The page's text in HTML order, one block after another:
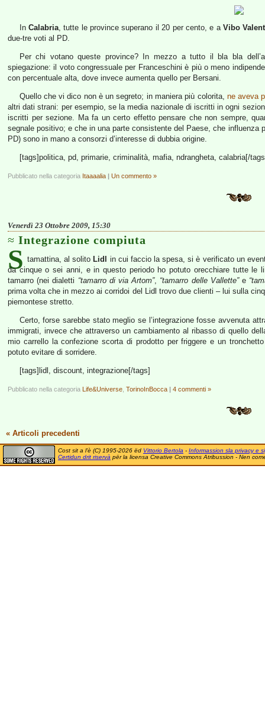
In Calabria, tutte le province superano il 20 per cento, e aVibo
due-tre voti al PD.
Per chi votano queste province? In mezzo a tutto il bla bla
spiegazione: il voto congressuale per Franceschini è più o meno
con percentuale alta, dove invece aumenta quello per Bersani.
Quello che vi dico non è un segreto; in maniera più colorita, ne aveva
altri dati strani: per esempio, se la media nazionale di iscritti in ogni
iscritti per sezione. Ma fa un certo effetto pensare che non sempre,
segnale positivo; e che in una parte consistente del Paese, che
PD) sono in mano a consorzi d’interesse di dubbia origine.
[tags]politica, pd, primarie, criminalità, mafia, ndrangheta, calabria[/
Pubblicato nella categoria Itaaaalia | Un commento »
Venerdì 23 Ottobre 2009, 15:30
Integrazione compiuta
S tamattina, al solito Lidl
in cui faccio la spesa, si è verificato un
da cinque o sei anni, e in questo periodo ho potuto orecchiare tutte le
tamarro (nei dialetti “tamarro di via Artom”, “tamarro delle Vallette”e
prima volta che in mezzo ai corridoi del Lidl trovo due clienti – lui sulla
piemontese stretto.
Certo, forse sarebbe stato meglio se l’integrazione fosse avvenuta
immigrati, invece che attraverso un cambiamento al ribasso di quello
mio carrello la confezione scorta di prodotto per friggere e un
potuto evitare di sorridere.
[tags]lidl, discount, integrazione[/tags]
Pubblicato nella categoria Life&Universe TorinoInBocca | 4 commenti »
« Articoli precedenti
Cost sit a l'è (C) 1995-2026 ëd Vittorio Bertola - Informassion sla privacy e
Certidun drit riservà për la licensa Creative Commons Atribussion - Nen